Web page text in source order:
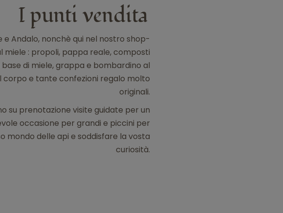
I punti vendita
Andalo, nonchè qui nel nostro shop-
: propoli, pappa reale, composti
di miele, grappa e bombardino al
corpo e tante confezioni regalo molto
originali.
su prenotazione visite guidate per un
occasione per grandi e piccini per
delle api e soddisfare la vosta
curiosità.